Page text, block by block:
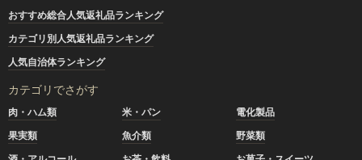
おすすめ総合人気返礼品ランキング
カテゴリ別人気返礼品ランキング
人気自治体ランキング
カテゴリでさがす
肉・ハム類 米・パン
電化製品
果実類
魚介類
野菜類